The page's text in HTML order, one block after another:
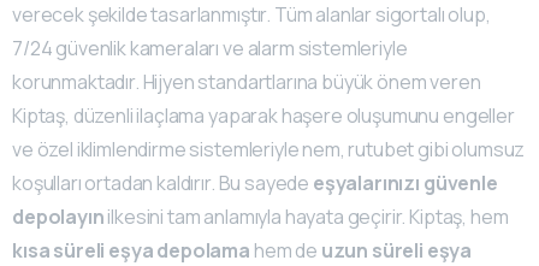
verecek şekilde tasarlanmıştır. Tüm alanlar sigortalı olup,
7/24 güvenlik kameraları ve alarm sistemleriyle
korunmaktadır. Hijyen standartlarına büyük önem veren
Kiptaş, düzenli ilaçlama yaparak haşere oluşumunu engeller
ve özel iklimlendirme sistemleriyle nem, rutubet gibi olumsuz
koşulları ortadan kaldırır. Bu sayede eşyalarınızı güvenle
depolayınilkesini tam anlamıyla hayata geçirir. Kiptaş, hem
kısa süreli eşya depolama hem de uzun süreli eşya